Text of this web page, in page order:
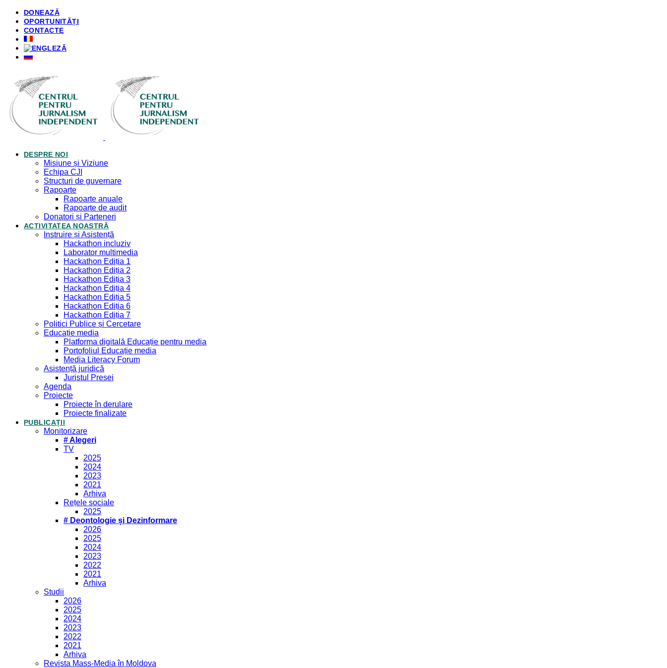
DONEAZĂ
OPORTUNITĂȚI
CONTACTE
DESPRE NOI
Misiune și Viziune
Echipa CJI
Structuri de guvernare
Rapoarte
Rapoarte anuale
Rapoarte de audit
Donatori și Parteneri
ACTIVITATEA NOASTRĂ
Instruire și Asistență
Hackathon incluziv
Laborator multimedia
Hackathon Ediția 1
Hackathon Ediția 2
Hackathon Ediția 3
Hackathon Ediția 4
Hackathon Ediția 5
Hackathon Ediția 6
Hackathon Ediția 7
Politici Publice și Cercetare
Educație media
Platforma digitală Educație pentru media
Portofoliul Educație media
Media Literacy Forum
Asistență juridică
Juristul Presei
Agenda
Proiecte
Proiecte în derulare
Proiecte finalizate
PUBLICAȚII
Monitorizare
# Alegeri
TV
2025
2024
2023
2021
Arhiva
Rețele sociale
2025
# Deontologie și Dezinformare
2026
2025
2024
2023
2022
2021
Arhiva
Studii
2026
2025
2024
2023
2022
2021
Arhiva
Revista Mass-Media în Moldova